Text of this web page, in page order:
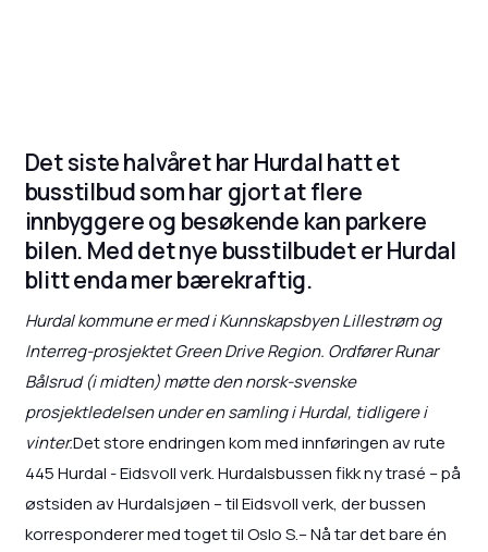
Det siste halvåret har Hurdal hatt et
busstilbud som har gjort at flere
innbyggere og besøkende kan parkere
bilen. Med det nye busstilbudet er Hurdal
blitt enda mer bærekraftig.
Hurdal kommune er med i Kunnskapsbyen Lillestrøm og
Interreg-prosjektet Green Drive Region. Ordfører Runar
Bålsrud (i midten) møtte den norsk-svenske
prosjektledelsen under en samling i Hurdal, tidligere i
vinter.Det store endringen kom med innføringen av rute
445 Hurdal - Eidsvoll verk. Hurdalsbussen fikk ny trasé – på
østsiden av Hurdalsjøen – til Eidsvoll verk, der bussen
korresponderer med toget til Oslo S.– Nå tar det bare én